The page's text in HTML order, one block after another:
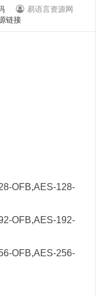
易语言资源网
链接
OFB,AES-128-
-OFB,AES-192-
-OFB,AES-256-